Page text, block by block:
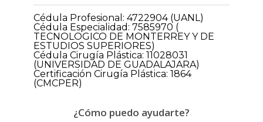
Cédula Profesional: 4722904 (UANL)
Cédula Especialidad: 7585970 (
TECNOLOGICO DE MONTERREY Y DE
ESTUDIOS SUPERIORES)
Cédula Cirugía Plástica: 11028031
(UNIVERSIDAD DE GUADALAJARA)
Certificación Cirugía Plástica: 1864
(CMCPER)
¿Cómo puedo ayudarte?